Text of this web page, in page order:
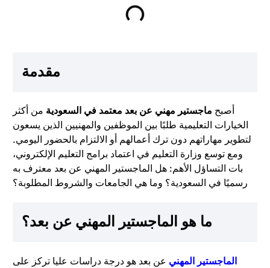
مقدمة
أصبح ماجستير مهني عن بعد معتمد في السعودية من أكثر
الخيارات التعليمية طلبًا بين الموظفين والمهنيين الذين يسعون
لتطوير مهاراتهم دون ترك أعمالهم أو الالتزام بالحضور اليومي.
ومع توسع وزارة التعليم في اعتماد برامج التعليم الإلكتروني،
بات التساؤل الأهم: هل الماجستير المهني عن بعد معترف به
رسميًا في السعودية؟ وما هي الجامعات والشروط المطلوبة؟
ما هو الماجستير المهني عن بعد؟
الماجستير المهني عن بعد هو درجة دراسات عليا تركز على